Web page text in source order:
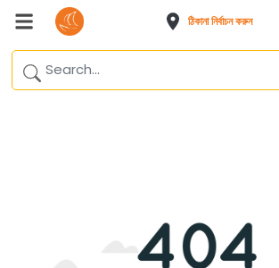
ঠিকানা নির্বাচন করুন